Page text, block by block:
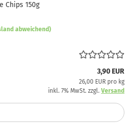
Chips 150g
abweichend)
3,90 EUR
26,00 EUR pro kg
inkl. 7% MwSt. zzgl. Versand